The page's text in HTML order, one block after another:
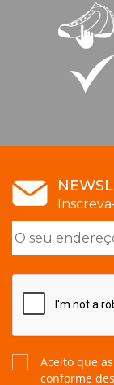
Aceito que
conforme